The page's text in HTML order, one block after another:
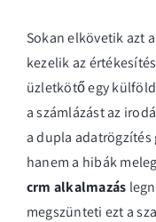
Sokan elkövetik azt
kezelik az
üzletkötő egy
a számlázást az
a dupla adatrögzítés
hanem a hibák
crm alkalmazás
megszünteti ezt a